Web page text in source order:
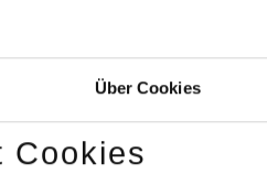
Über Cookies
Cookies
Dualer
Vorteil bei
Alle Infos für